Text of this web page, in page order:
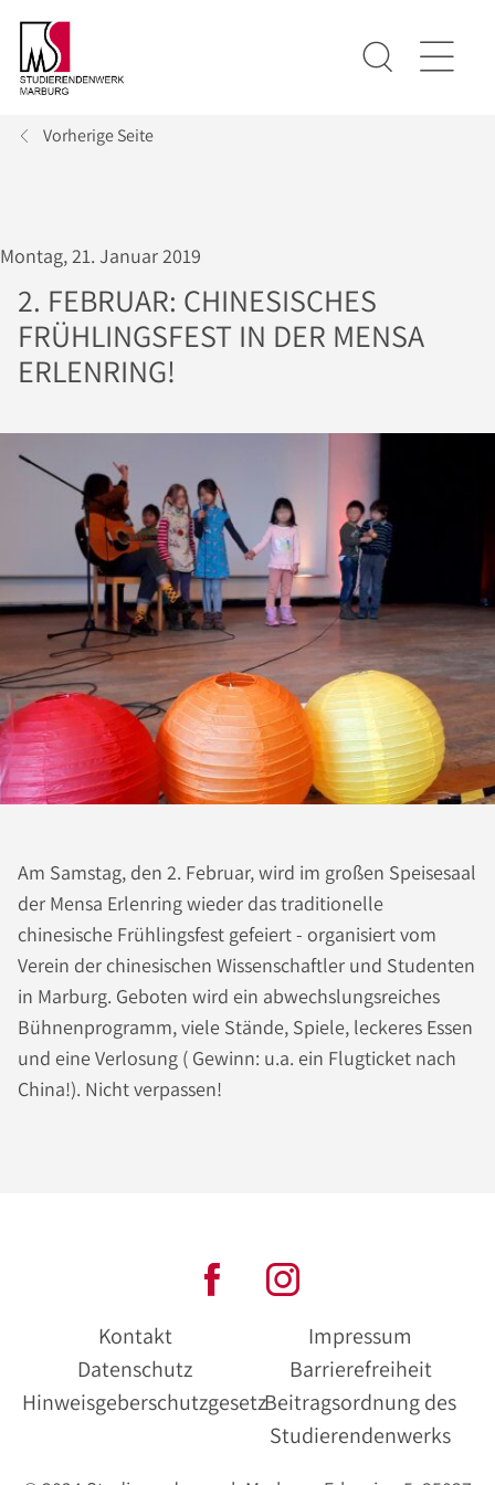
Vorherige Seite
Montag, 21. Januar 2019
2. FEBRUAR: CHINESISCHES
FRÜHLINGSFEST IN DER MENSA
ERLENRING!
Am Samstag, den 2. Februar, wird im großen Speisesaal
der Mensa Erlenring wieder das traditionelle
chinesische Frühlingsfest gefeiert - organisiert vom
Verein der chinesischen Wissenschaftler und Studenten
in Marburg. Geboten wird ein abwechslungsreiches
Bühnenprogramm, viele Stände, Spiele, leckeres Essen
und eine Verlosung ( Gewinn: u.a. ein Flugticket nach
China!). Nicht verpassen!
Kontakt
Impressum
Datenschutz
Barrierefreiheit
HinweisgeberschutzgesetzBeitragsordnung des
Studierendenwerks